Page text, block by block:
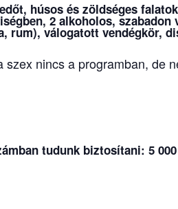
húsos és zöldséges
2 alkoholos,
rum), válogatott vendégkör,
nincs a programban, de
tudunk biztosítani: 5